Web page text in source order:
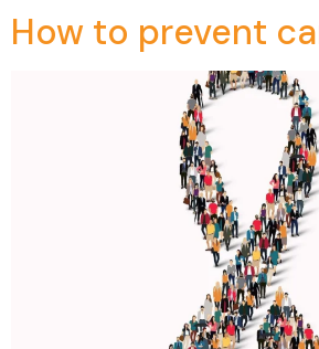
How to prevent